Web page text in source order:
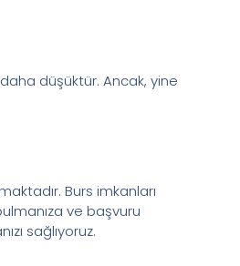
düşüktür. Ancak, yine
Burs imkanları
ve başvuru
sağlıyoruz.